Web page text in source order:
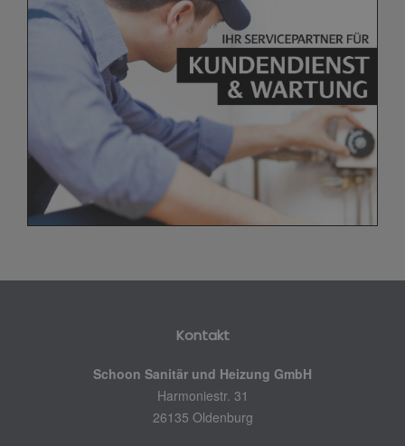
Kontakt
Schoon Sanitär und Heizung GmbH
Harmoniestr. 31
26135 Oldenburg